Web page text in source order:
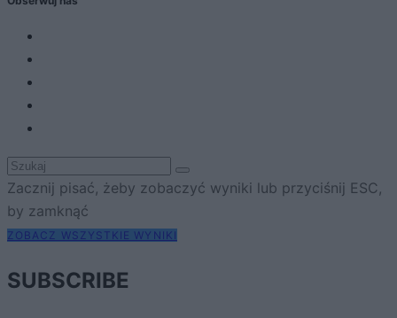
Zacznij pisać, żeby zobaczyć wyniki lub przyciśnij ESC,
by zamknąć
ZOBACZ WSZYSTKIE WYNIKI
SUBSCRIBE